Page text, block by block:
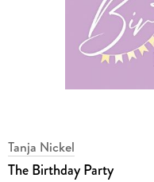
Tanja Nickel
The Birthday Party